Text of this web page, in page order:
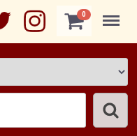
0 Menu